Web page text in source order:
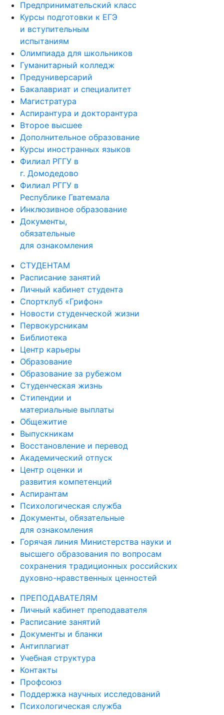
Предпринимательский класс
Курсы подготовки к ЕГЭ
и вступительным
испытаниям
Олимпиада для школьников
Гуманитарный колледж
Предуниверсарий
Бакалавриат и специалитет
Магистратура
Аспирантура и докторантура
Второе высшее
Дополнительное образование
Курсы иностранных языков
Филиал РГГУ в
г. Домодедово
Филиал РГГУ в
Республике Гватемала
Инклюзивное образование
Документы,
обязательные
для ознакомления
СТУДЕНТАМ
Расписание занятий
Личный кабинет студента
Спортклуб «Грифон»
Новости студенческой жизни
Первокурсникам
Библиотека
Центр карьеры
Образование
Образование за рубежом
Студенческая жизнь
Стипендии и
материальные выплаты
Общежитие
Выпускникам
Восстановление и перевод
Академический отпуск
Центр оценки и
развития компетенций
Аспирантам
Психологическая служба
Документы, обязательные
для ознакомления
Горячая линия Министерства науки и
высшего образования по вопросам
сохранения традиционных российских
духовно-нравственных ценностей
ПРЕПОДАВАТЕЛЯМ
Личный кабинет преподавателя
Расписание занятий
Документы и бланки
Антиплагиат
Учебная структура
Контакты
Профсоюз
Поддержка научных исследований
Психологическая служба